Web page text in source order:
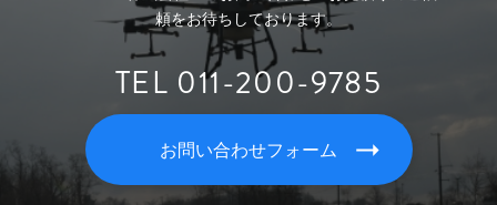
頼をお待ちしております。
TEL 011-200-9785
お問い合わせフォーム